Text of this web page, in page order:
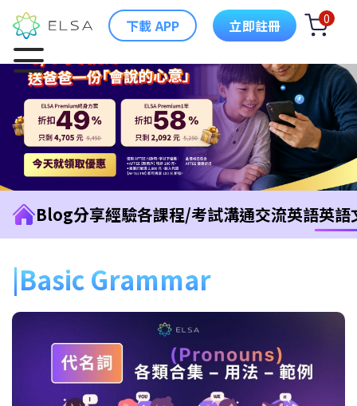
下載 APP 立即註冊 0
Blog分享經驗各課程/考試溝通交流英語英語
Basic Grammar